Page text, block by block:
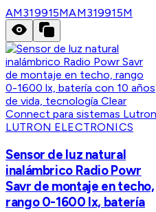
AM319915MAM319915M
LUTRON ELECTRONICS
Sensor de luz natural
inalámbrico Radio Powr
Savr de montaje en techo,
rango 0-1600 lx, batería